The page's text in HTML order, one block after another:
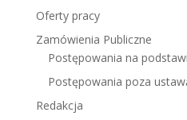
Oferty pracy
Zamówienia Publiczne
Postępowania na
Postępowania poza
Redakcja